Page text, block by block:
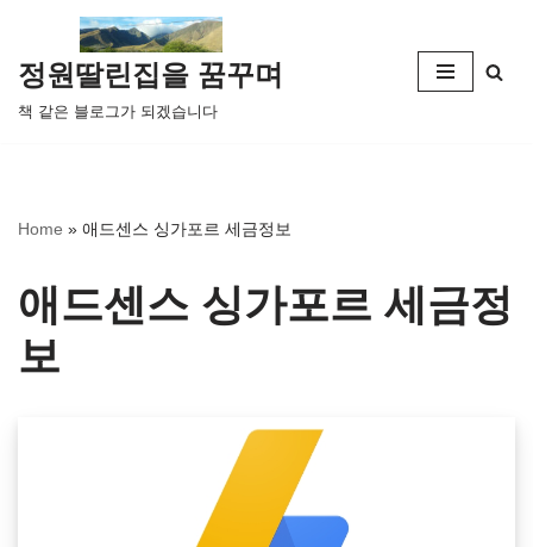
콘
텐
츠
뛰
정원딸린집을 꿈꾸며
책 같은 블로그가 되겠습니다
Home » 애드센스 싱가포르 세금정보
애드센스 싱가포르 세금정
보